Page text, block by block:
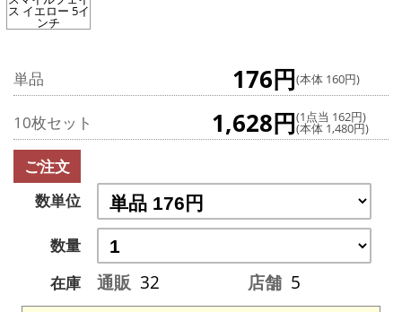
ス イエロー 5イ
ンチ
単品 176円(本体 160円)
10枚セット 1,628円(1点当 162円)
(本体 1,480円)
ご注文
数単位
数量
在庫
通販 32 店舗 5